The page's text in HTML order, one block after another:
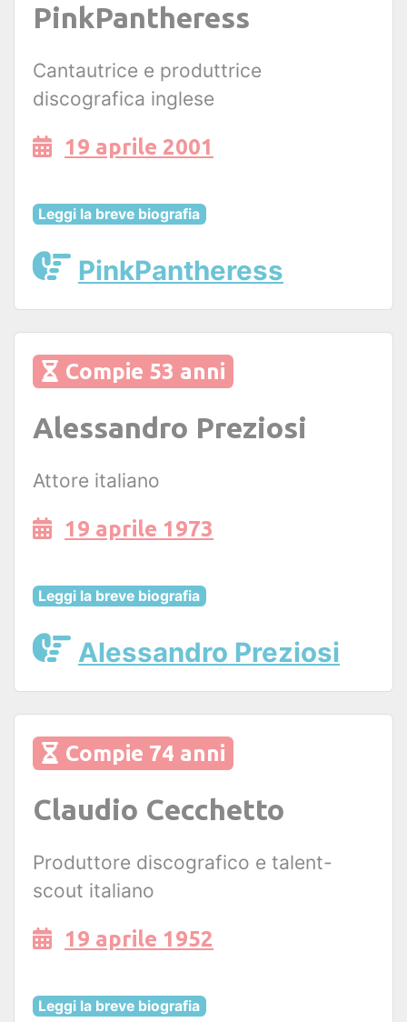
PinkPantheress
Cantautrice e produttrice
discografica inglese
19 aprile 2001
Leggi la breve biografia
PinkPantheress
Compie 53 anni
Alessandro Preziosi
Attore italiano
19 aprile 1973
Leggi la breve biografia
Alessandro Preziosi
Compie 74 anni
Claudio Cecchetto
Produttore discografico e talent-
scout italiano
19 aprile 1952
Leggi la breve biografia